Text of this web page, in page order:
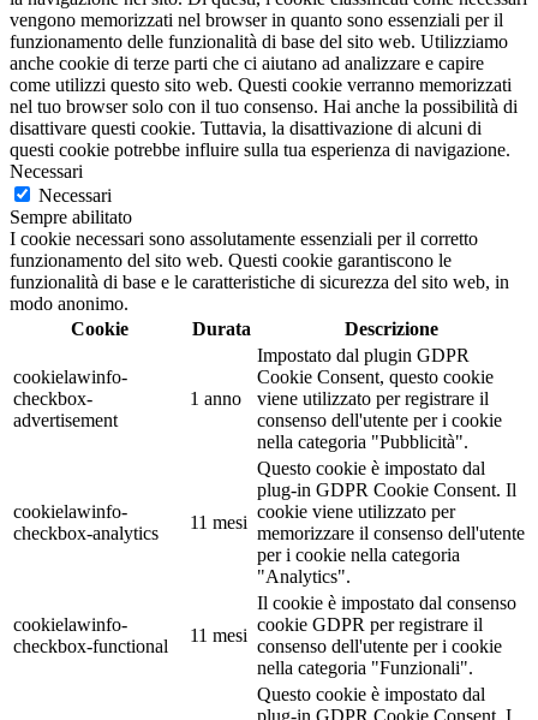
vengono memorizzati nel browser in quanto sono essenziali per il
funzionamento delle funzionalità di base del sito web. Utilizziamo
anche cookie di terze parti che ci aiutano ad analizzare e capire
come utilizzi questo sito web. Questi cookie verranno memorizzati
nel tuo browser solo con il tuo consenso. Hai anche la possibilità di
disattivare questi cookie. Tuttavia, la disattivazione di alcuni di
questi cookie potrebbe influire sulla tua esperienza di navigazione.
Necessari
Necessari
Sempre abilitato
I cookie necessari sono assolutamente essenziali per il corretto
funzionamento del sito web. Questi cookie garantiscono le
funzionalità di base e le caratteristiche di sicurezza del sito web, in
modo anonimo.
Cookie
Durata Descrizione
cookielawinfo-
checkbox-
advertisement
1 anno
Impostato dal plugin GDPR
Cookie Consent, questo cookie
viene utilizzato per registrare il
consenso dell'utente per i cookie
nella categoria "Pubblicità".
cookielawinfo-
checkbox-analytics
11 mesi
Questo cookie è impostato dal
plug-in GDPR Cookie Consent. Il
cookie viene utilizzato per
memorizzare il consenso dell'utente
per i cookie nella categoria
"Analytics".
cookielawinfo-
checkbox-functional
11 mesi
Il cookie è impostato dal consenso
cookie GDPR per registrare il
consenso dell'utente per i cookie
nella categoria "Funzionali".
Questo cookie è impostato dal